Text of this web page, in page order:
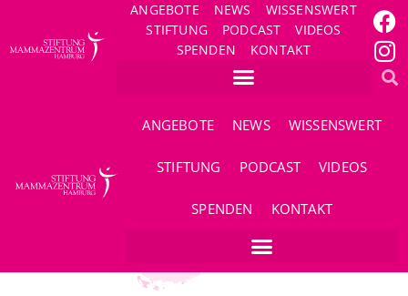
ANGEBOTE NEWS
WISSENSWERT
STIFTUNG
PODCAST
VIDEOS
SPENDEN
KONTAKT
ANGEBOTE NEWS WISSENSWERT
STIFTUNG PODCAST VIDEOS
SPENDEN KONTAKT